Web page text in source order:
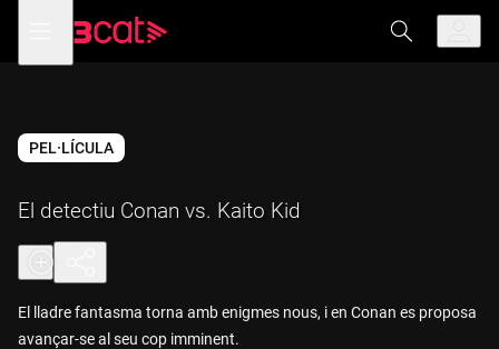
navegació
menú
de
PEL·LÍCULA
El detectiu Conan vs. Kaito Kid
El lladre fantasma torna amb enigmes nous, i en Conan es proposa
avançar-se al seu cop imminent.